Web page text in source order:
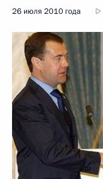
26 июля 2010 года